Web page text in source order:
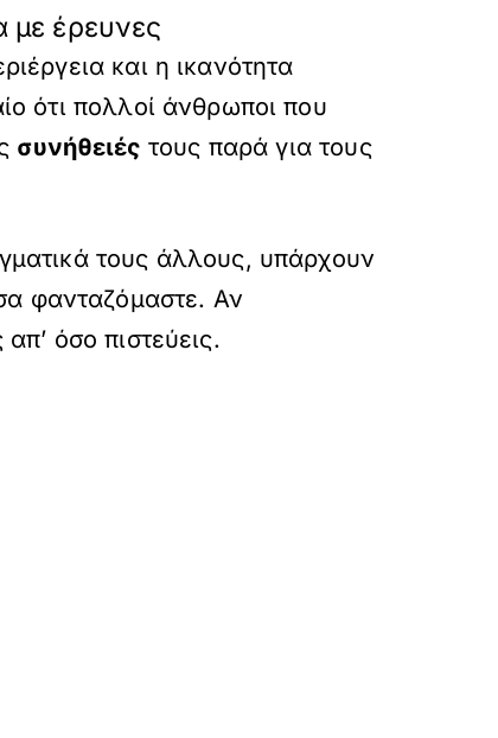
με έρευνες
και η ικανότητα
ότι πολλοί άνθρωποι που
συνήθειές τους παρά για τους
τους άλλους, υπάρχουν
φανταζόμαστε. Αν
όσο πιστεύεις.